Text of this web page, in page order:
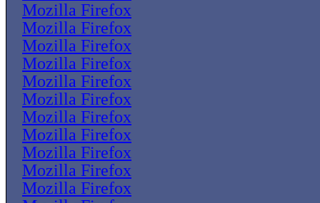
Mozilla Firefox
Mozilla Firefox
Mozilla Firefox
Mozilla Firefox
Mozilla Firefox
Mozilla Firefox
Mozilla Firefox
Mozilla Firefox
Mozilla Firefox
Mozilla Firefox
Mozilla Firefox